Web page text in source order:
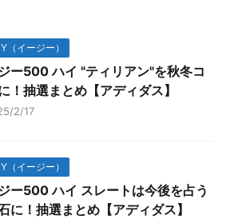
（イージー）
ー500 ハイ "ティリアン"を秋冬コ
！抽選まとめ【アディダス】
2/17
（イージー）
ー500 ハイ スレートは今後を占う
に！抽選まとめ【アディダス】